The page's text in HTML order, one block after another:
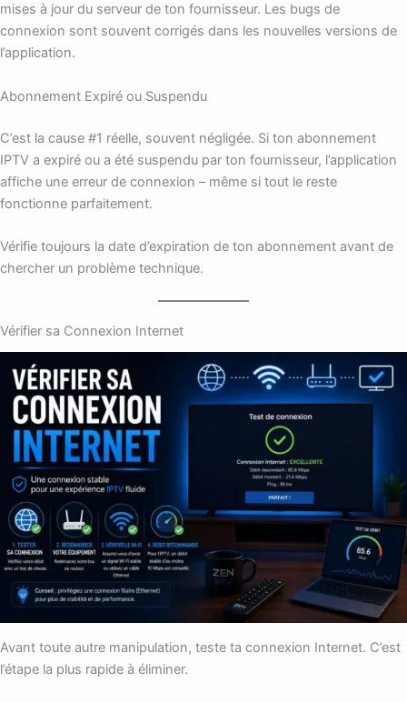
mises à jour du serveur de ton fournisseur. Les bugs de
connexion sont souvent corrigés dans les nouvelles versions de
l’application.
Abonnement Expiré ou Suspendu
C’est la cause #1 réelle, souvent négligée. Si ton abonnement
IPTV a expiré ou a été suspendu par ton fournisseur, l’application
affiche une erreur de connexion – même si tout le reste
fonctionne parfaitement.
Vérifie toujours la date d’expiration de ton abonnement avant de
chercher un problème technique.
Vérifier sa Connexion Internet
Avant toute autre manipulation, teste ta connexion Internet. C’est
l’étape la plus rapide à éliminer.